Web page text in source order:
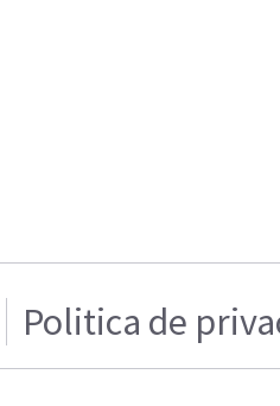
Politica de